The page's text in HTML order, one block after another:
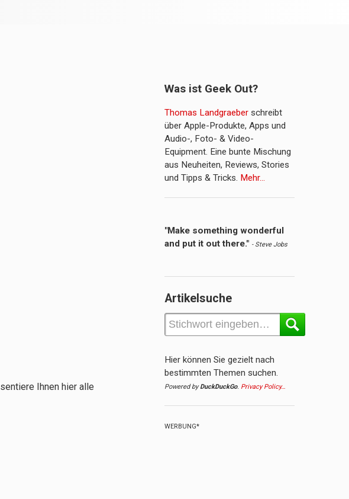
Ihnen hier alle
Was ist Geek Out?
Thomas Landgraeber schreibt
über Apple-Produkte, Apps und
Audio-, Foto- & Video-
Equipment. Eine bunte Mischung
aus Neuheiten, Reviews, Stories
und Tipps & Tricks. Mehr…
"Make something wonderful
and put it out there." - Steve Jobs
Artikelsuche
Hier können Sie gezielt nach
bestimmten Themen suchen.
Powered byDuckDuckGo. Privacy Policy…
WERBUNG*